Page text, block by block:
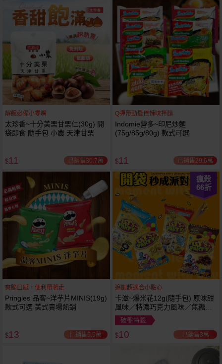
解饞必備小零嘴
太珍香~十分美栗甘栗仁(30g) 開
袋即食 隨手包 小農 天津甘栗
$11 已銷售30.7萬
Q彈帶勁最佳辣味拌麵
Indomie營多~印尼炒麵
(75g/85g/80g) 款式可選
$11 已銷售29.6萬
爽脆口感，便利帶著走
Pringles 品客~洋芋片MINIS(19g)
款式可選 美式賣場熱銷
$13 已銷售5.5萬
瘋殺
66折
追劇超適合小點心
卡滋~爆米花12g(隨手包) 原味甜
風味／特濃巧克力風味／焦糖牛
奶風味／經典鹹甜風味 款式可選
破盤特殺
$10 已銷售3萬